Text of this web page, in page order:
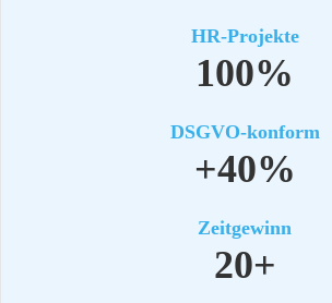
HR-Pro­jek­te
100%
DSGVO-kon­form
+40%
Zeit­ge­winn
20+